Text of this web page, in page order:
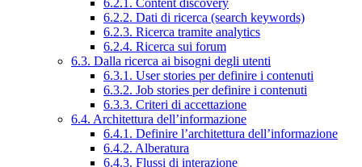
6.2.1. Content discovery
6.2.2. Dati di ricerca (search keywords)
6.2.3. Ricerca tramite analytics
6.2.4. Ricerca sui forum
6.3. Dalla ricerca ai bisogni degli utenti
6.3.1. User stories per definire i contenuti
6.3.2. Job stories per definire i contenuti
6.3.3. Criteri di accettazione
6.4. Architettura dell’informazione
6.4.1. Definire l’architettura dell’informazione
6.4.2. Alberatura
6.4.3. Flussi di interazione